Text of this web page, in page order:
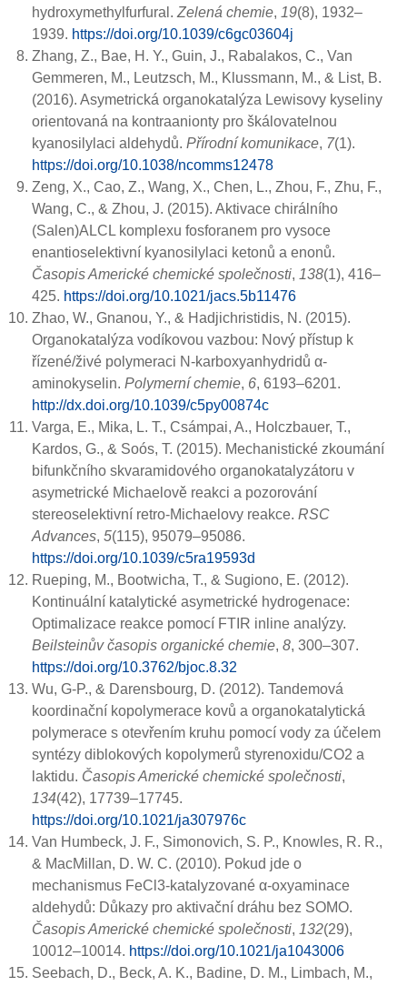
hydroxymethylfurfural. Zelená chemie, 19(8), 1932–
1939. https://doi.org/10.1039/c6gc03604j
Zhang, Z., Bae, H. Y., Guin, J., Rabalakos, C., Van
Gemmeren, M., Leutzsch, M., Klussmann, M., & List, B.
(2016). Asymetrická organokatalýza Lewisovy kyseliny
orientovaná na kontraanionty pro škálovatelnou
kyanosilylaci aldehydů. Přírodní komunikace, 7(1).
https://doi.org/10.1038/ncomms12478
Zeng, X., Cao, Z., Wang, X., Chen, L., Zhou, F., Zhu, F.,
Wang, C., & Zhou, J. (2015). Aktivace chirálního
(Salen)ALCL komplexu fosforanem pro vysoce
enantioselektivní kyanosilylaci ketonů a enonů.
Časopis Americké chemické společnosti, 138(1), 416–
425. https://doi.org/10.1021/jacs.5b11476
Zhao, W., Gnanou, Y., & Hadjichristidis, N. (2015).
Organokatalýza vodíkovou vazbou: Nový přístup k
řízené/živé polymeraci N-karboxyanhydridů α-
aminokyselin. Polymerní chemie, 6, 6193–6201.
http://dx.doi.org/10.1039/c5py00874c
Varga, E., Mika, L. T., Csámpai, A., Holczbauer, T.,
Kardos, G., & Soós, T. (2015). Mechanistické zkoumání
bifunkčního skvaramidového organokatalyzátoru v
asymetrické Michaelově reakci a pozorování
stereoselektivní retro-Michaelovy reakce. RSC
Advances, 5(115), 95079–95086.
https://doi.org/10.1039/c5ra19593d
Rueping, M., Bootwicha, T., & Sugiono, E. (2012).
Kontinuální katalytické asymetrické hydrogenace:
Optimalizace reakce pomocí FTIR inline analýzy.
Beilsteinův časopis organické chemie, 8, 300–307.
https://doi.org/10.3762/bjoc.8.32
Wu, G-P., & Darensbourg, D. (2012). Tandemová
koordinační kopolymerace kovů a organokatalytická
polymerace s otevřením kruhu pomocí vody za účelem
syntézy diblokových kopolymerů styrenoxidu/CO2 a
laktidu. Časopis Americké chemické společnosti,
134(42), 17739–17745.
https://doi.org/10.1021/ja307976c
Van Humbeck, J. F., Simonovich, S. P., Knowles, R. R.,
& MacMillan, D. W. C. (2010). Pokud jde o
mechanismus FeCl3-katalyzované α-oxyaminace
aldehydů: Důkazy pro aktivační dráhu bez SOMO.
Časopis Americké chemické společnosti, 132(29),
10012–10014. https://doi.org/10.1021/ja1043006
Seebach, D., Beck, A. K., Badine, D. M., Limbach, M.,